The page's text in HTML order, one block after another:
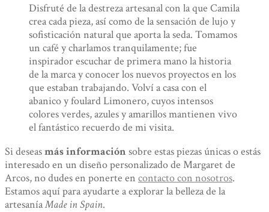
Disfruté de la destreza artesanal con la que Camila
crea cada pieza, así como de la sensación de lujo y
sofisticación natural que aporta la seda. Tomamos
un café y charlamos tranquilamente; fue
inspirador escuchar de primera mano la historia
de la marca y conocer los nuevos proyectos en los
que estaban trabajando. Volví a casa con el
abanico y foulard Limonero, cuyos intensos
colores verdes, azules y amarillos mantienen vivo
el fantástico recuerdo de mi visita.
Si deseasmás informaciónsobre estas piezas únicas o estás
interesado en un diseño personalizado de Margaret de
Arcos, no dudes en ponerte en contacto con nosotros.
Estamos aquí para ayudarte a explorar la belleza de la
artesaníaMade in Spain.